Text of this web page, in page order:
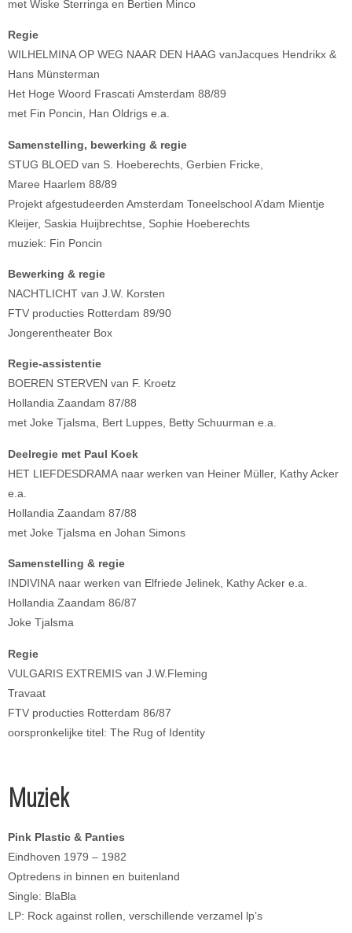
met Wiske Sterringa en Bertien Minco
Regie
WILHELMINA OP WEG NAAR DEN HAAG vanJacques Hendrikx &
Hans Münsterman
Het Hoge Woord Frascati Amsterdam 88/89
met Fin Poncin, Han Oldrigs e.a.
Samenstelling, bewerking & regie
STUG BLOED van S. Hoeberechts, Gerbien Fricke,
Maree Haarlem 88/89
Projekt afgestudeerden Amsterdam Toneelschool A’dam Mientje
Kleijer, Saskia Huijbrechtse, Sophie Hoeberechts
muziek: Fin Poncin
Bewerking & regie
NACHTLICHT van J.W. Korsten
FTV producties Rotterdam 89/90
Jongerentheater Box
Regie-assistentie
BOEREN STERVEN van F. Kroetz
Hollandia Zaandam 87/88
met Joke Tjalsma, Bert Luppes, Betty Schuurman e.a.
Deelregie met Paul Koek
HET LIEFDESDRAMA naar werken van Heiner Müller, Kathy Acker
e.a.
Hollandia Zaandam 87/88
met Joke Tjalsma en Johan Simons
Samenstelling & regie
INDIVINA naar werken van Elfriede Jelinek, Kathy Acker e.a.
Hollandia Zaandam 86/87
Joke Tjalsma
Regie
VULGARIS EXTREMIS van J.W.Fleming
Travaat
FTV producties Rotterdam 86/87
oorspronkelijke titel: The Rug of Identity
Muziek
Pink Plastic & Panties
Eindhoven 1979 – 1982
Optredens in binnen en buitenland
Single: BlaBla
LP: Rock against rollen, verschillende verzamel lp’s